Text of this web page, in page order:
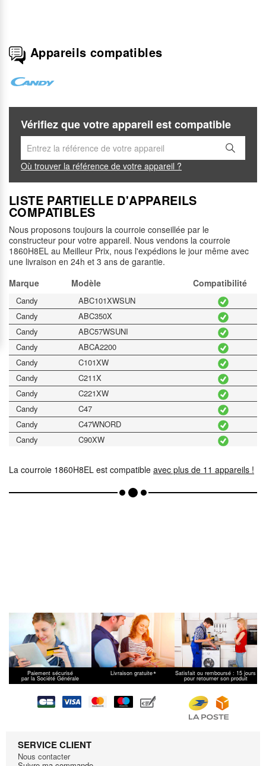
Appareils compatibles
Vérifiez que votre appareil est compatible
Où trouver la référence de votre appareil ?
LISTE PARTIELLE D'APPAREILS
COMPATIBLES
Nous proposons toujours la courroie conseillée par le
constructeur pour votre appareil. Nous vendons la courroie
1860H8EL au Meilleur Prix, nous l'expédions le jour même avec
une livraison en 24h et 3 ans de garantie.
Marque
Modèle Compatibilité
Candy
ABC101XWSUN
Candy
ABC350X
Candy
ABC57WSUNI
Candy
ABCA2200
Candy
C101XW
Candy
C211X
Candy
C221XW
Candy
C47
Candy
C47WNORD
Candy
C90XW
La courroie 1860H8EL est compatible avec plus de 11 appareils !
Paiement sécurisé
par la Société Générale
Livraison gratuite* Satisfait ou remboursé : 15 jours
pour retourner son produit
SERVICE CLIENT
Nous contacter